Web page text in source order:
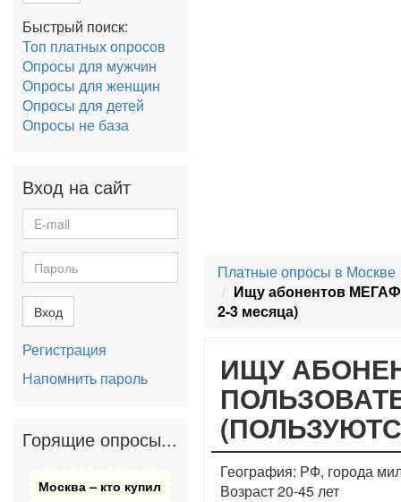
Быстрый поиск:
Топ платных опросов
Опросы для мужчин
Опросы для женщин
Опросы для детей
Опросы не база
Вход на сайт
Вход
Регистрация
Напомнить пароль
Горящие опросы...
Москва – кто купил
Платные опросы в Москве
Ищу абонентов
2-3 месяца)
ИЩУ
География: РФ, города
Возраст 20-45 лет